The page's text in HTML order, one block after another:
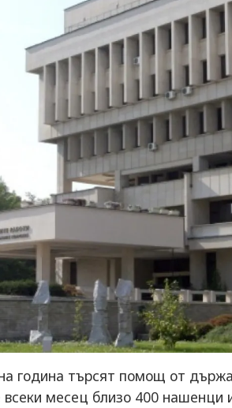
година търсят помощ от
месец близо 400 нашенци